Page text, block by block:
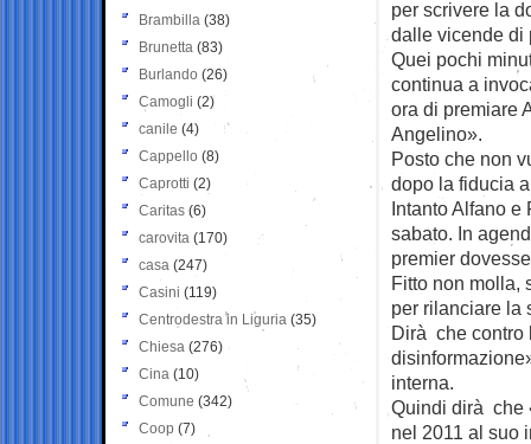
per scrivere la
dalle vicende di
Quei pochi
continua a
ora di premiare
Angelino».
Posto che non
dopo la fiducia
Intanto Alfano e
sabato. In
premier
Fitto non molla,
per rilanciare la
Dirà che contro
interna.
Quindi dirà che
nel 2011 al suo
Brambilla (38)
Brunetta (83)
Burlando (26)
Camogli (2)
canile (4)
Cappello (8)
Caprotti (2)
Caritas (6)
carovita (170)
casa (247)
Casini (119)
Centrodestra in Liguria (35)
Chiesa (276)
Cina (10)
Comune (342)
Coop (7)